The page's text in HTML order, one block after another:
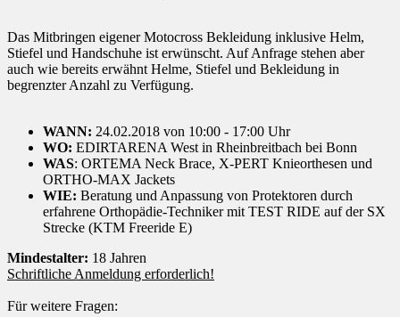
Das Mitbringen eigener Motocross Bekleidung inklusive Helm,
Stiefel und Handschuhe ist erwünscht. Auf Anfrage stehen aber
auch wie bereits erwähnt Helme, Stiefel und Bekleidung in
begrenzter Anzahl zu Verfügung.
WANN: 24.02.2018 von 10:00 - 17:00 Uhr
WO: EDIRTARENA West in Rheinbreitbach bei Bonn
WAS: ORTEMA Neck Brace, X-PERT Knieorthesen und
ORTHO-MAX Jackets
WIE: Beratung und Anpassung von Protektoren durch
erfahrene Orthopädie-Techniker mit TEST RIDE auf der SX
Strecke (KTM Freeride E)
Mindestalter: 18 Jahren
Schriftliche Anmeldung erforderlich!
Für weitere Fragen: